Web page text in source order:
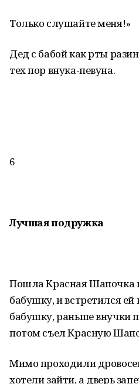
Только слушайте меня!»
Дед с бабой как рты
тех пор внука-певуна.
6
Лучшая подружка
Пошла Красная Шапочка
бабушку, и встретился ей
бабушку, раньше внучки
потом съел Красную
Мимо проходили
хотели зайти, а дверь